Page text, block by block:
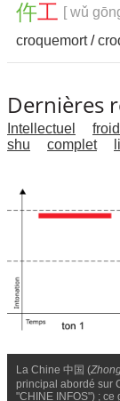
仵工 [ wǔ
croquemort/
Dernières
Intellectuel
shu
complet
La Chine 中国 (
principal abordé sur
"CHINE INFOS") ;